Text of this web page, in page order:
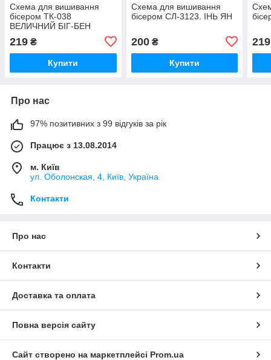
Схема для вишивання
бісером ТК-038
ВЕЛИЧНИЙ БІГ-БЕН
219 ₴
Купити
Схема для вишивання
бісером СЛ-3123. ІНЬ ЯН
200₴
Купити
219
Про нас
97% позитивних з 99 відгуків за рік
Працює з 13.08.2014
м. Київ
ул. Оболонская, 4, Київ, Україна
Контакти
Про нас
Контакти
Доставка та оплата
Повна версія сайту
Сайт створено на маркетплейсі Prom.ua